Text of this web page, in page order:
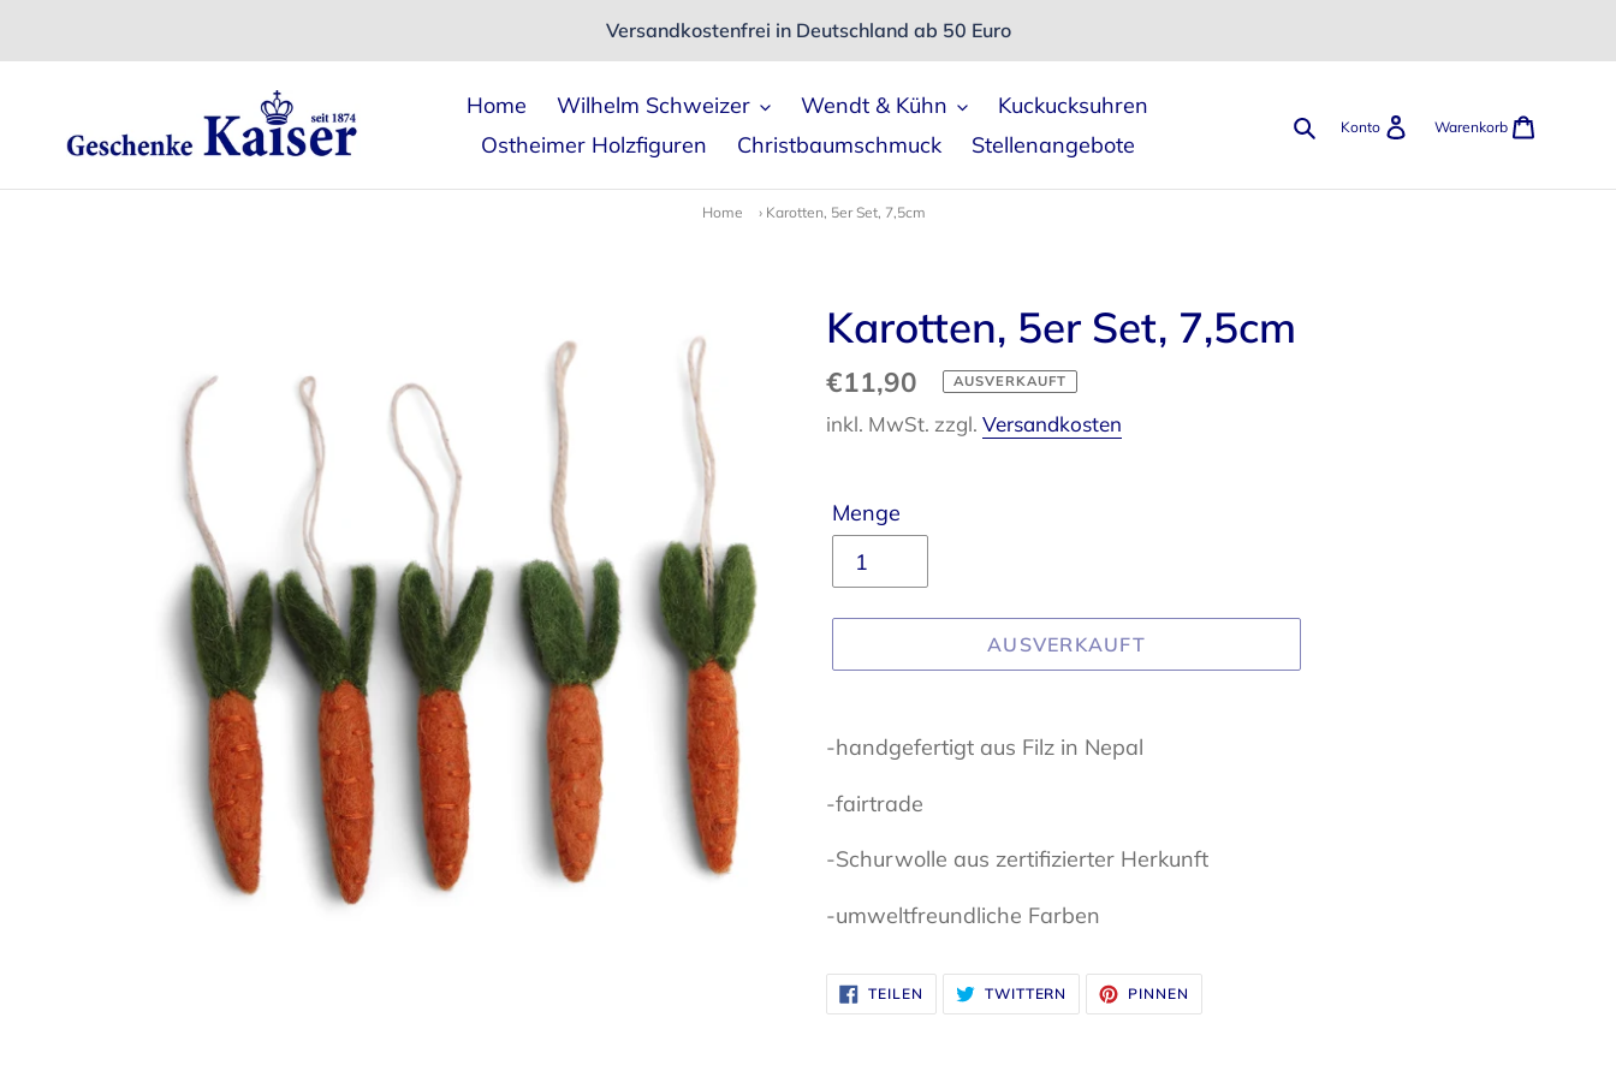
Versandkostenfrei in Deutschland ab 50 Euro
Home Wilhelm Schweizer Wendt & Kühn
Kuckucksuhren
Ostheimer Holzfiguren
Christbaumschmuck Stellenangebote
Suchen
Konto Einloggen
Warenkorb
Home › Karotten, 5er Set, 7,5cm
Karotten, 5er Set, 7,5cm
Normaler
Preis
€11,90 AUSVERKAUFT
inkl. MwSt. zzgl. Versandkosten
Menge
AUSVERKAUFT
wird
Warenkorb
-handgefertigt aus Filz in Nepal
-fairtrade
-Schurwolle aus zertifizierter Herkunft
-umweltfreundliche Farben
TEILEN
FACEBOOK
TEILEN
TWITTERN AUF
TWITTER
TWITTERN
PINNEN
PINNEN